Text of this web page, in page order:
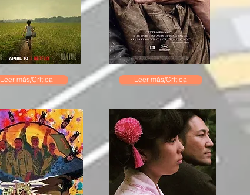
Leer más/Crítica Leer más/Crítica